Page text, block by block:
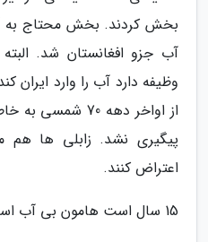
بخش کردند. بخش محتاج به
آب جزو افغانستان شد.
وظیفه دارد آب را وارد ایران
از اواخر دهه 70
پیگیری نشد. زابلی ها
اعتراض کنند.
15 سال است هامون بی آب است